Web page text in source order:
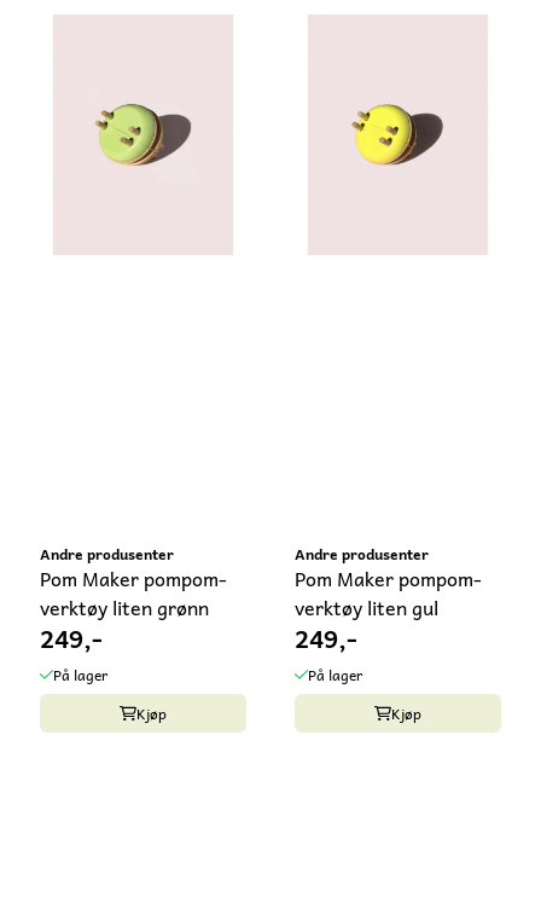
Andre produsenter
Pom Maker pompom-
verktøy liten grønn
249,-
På lager
Kjøp
Andre produsenter
Pom Maker pompom-
verktøy liten gul
249,-
På lager
Kjøp